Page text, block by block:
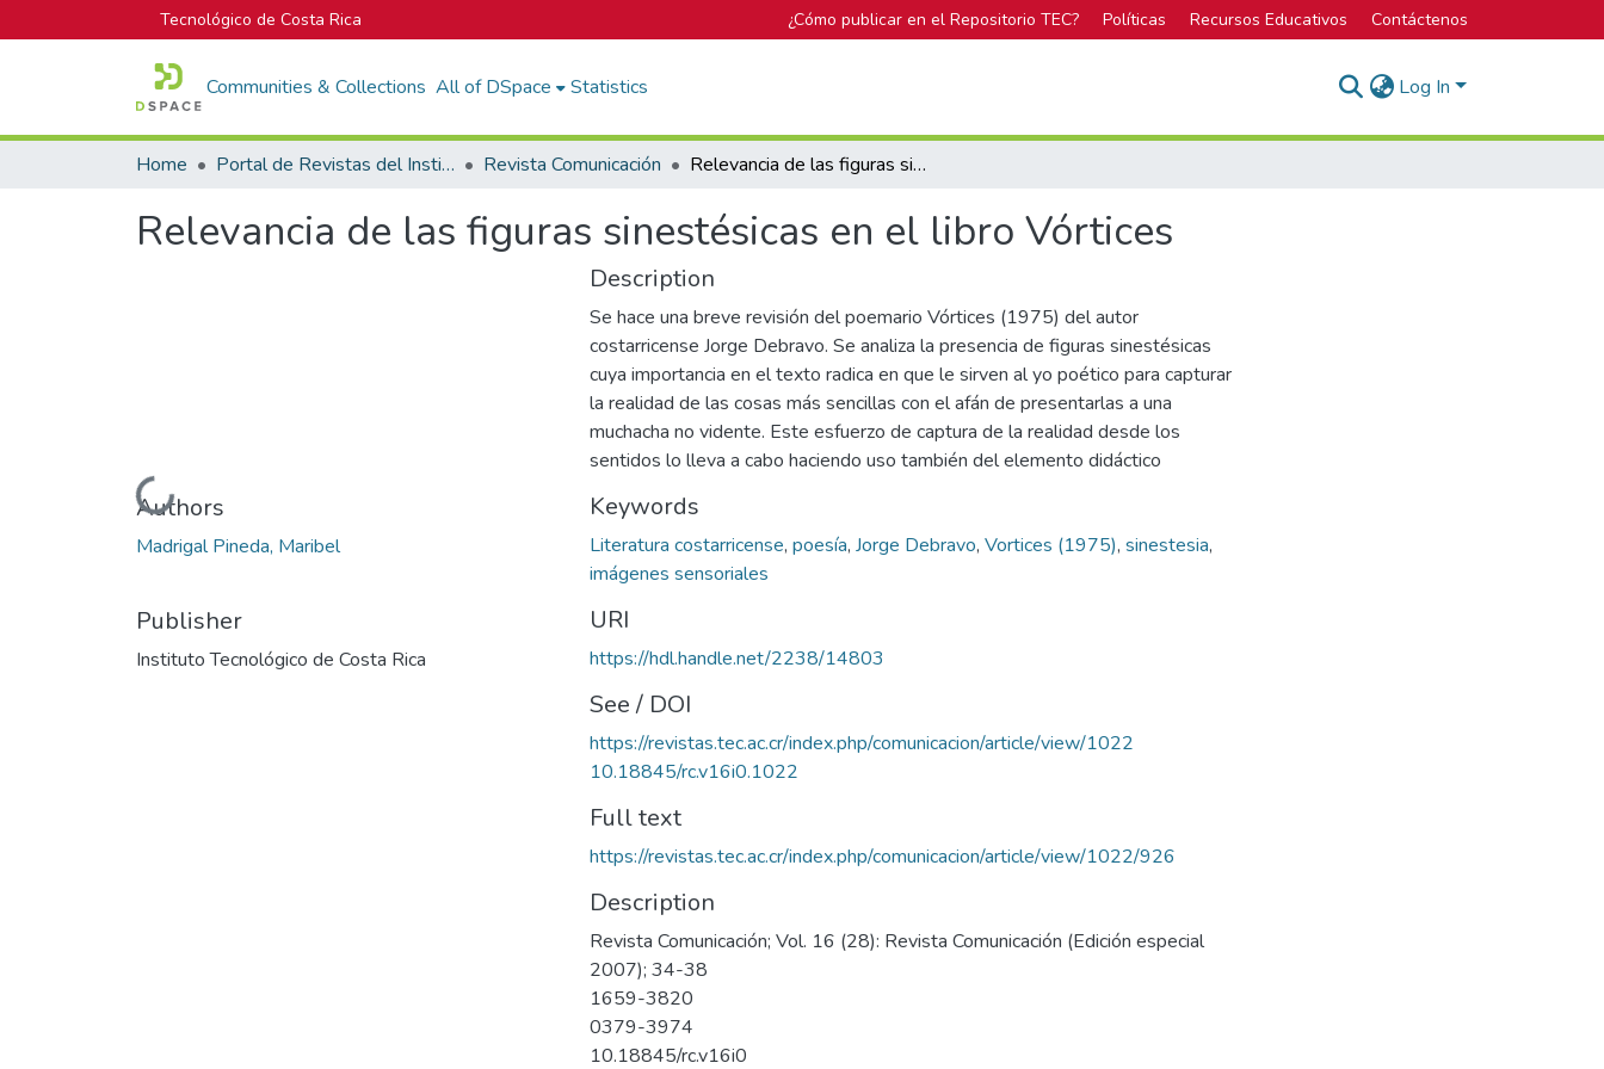
Tecnológico de Costa Rica ¿Cómo publicar en el Repositorio TEC? Políticas Recursos Educativos Contáctenos
Communities & Collections All of DSpace Statistics Log In
Home Portal de Revistas del Instituto Tecnológico de Costa Rica Revista Comunicación Relevancia de las figuras sinestésicas en el libro Vórtices
Relevancia de las figuras sinestésicas en el libro Vórtices
Loading...
Authors
Madrigal Pineda, Maribel
Publisher
Instituto Tecnológico de Costa Rica
Description
Se hace una breve revisión del poemario Vórtices (1975) del autor
costarricense Jorge Debravo. Se analiza la presencia de figuras sinestésicas
cuya importancia en el texto radica en que le sirven al yo poético para capturar
la realidad de las cosas más sencillas con el afán de presentarlas a una
muchacha no vidente. Este esfuerzo de captura de la realidad desde los
sentidos lo lleva a cabo haciendo uso también del elemento didáctico
Keywords
Literatura costarricense, poesía, Jorge Debravo, Vortices (1975), sinestesia,
imágenes sensoriales
URI
https://hdl.handle.net/2238/14803
See / DOI
https://revistas.tec.ac.cr/index.php/comunicacion/article/view/1022
10.18845/rc.v16i0.1022
Full text
https://revistas.tec.ac.cr/index.php/comunicacion/article/view/1022/926
Description
Revista Comunicación; Vol. 16 (28): Revista Comunicación (Edición especial
2007); 34-38
1659-3820
0379-3974
10.18845/rc.v16i0